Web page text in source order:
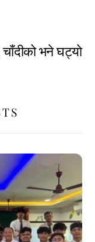
भने घट्याे